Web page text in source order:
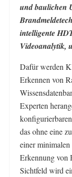
und baulichen
intelligente
Videoanalytik,
Dafür werden
Erkennen von
Experten
das ohne eine
einer
Erkennung von
Sichtfeld wird